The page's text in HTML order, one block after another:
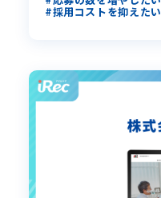
採用コストを抑えたい